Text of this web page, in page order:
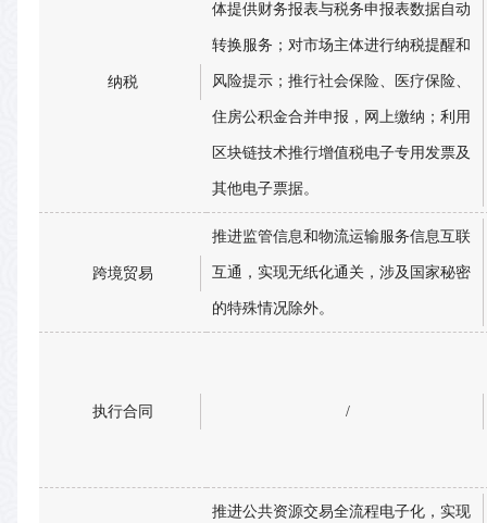
纳税
体提供财务报表与税务申报表数据自动
转换服务；对市场主体进行纳税提醒和
风险提示；推行社会保险、医疗保险、
住房公积金合并申报，网上缴纳；利用
区块链技术推行增值税电子专用发票及
其他电子票据。
跨境贸易
推进监管信息和物流运输服务信息互联
互通，实现无纸化通关，涉及国家秘密
的特殊情况除外。
执行合同 /
推进公共资源交易全流程电子化，实现